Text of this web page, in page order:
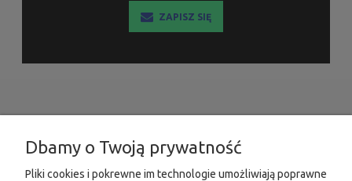
ZAPISZ SIĘ
INFORMACJE
MOJE KONTO
Dbamy o Twoją prywatność
Pliki cookies i pokrewne im technologie umożliwiają poprawne